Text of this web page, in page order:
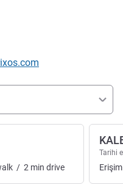
/ 2 min drive
Tarihi